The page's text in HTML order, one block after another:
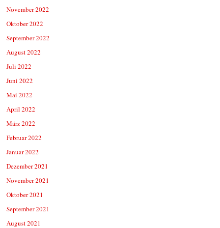
November 2022
Oktober 2022
September 2022
August 2022
Juli 2022
Juni 2022
Mai 2022
April 2022
März 2022
Februar 2022
Januar 2022
Dezember 2021
November 2021
Oktober 2021
September 2021
August 2021